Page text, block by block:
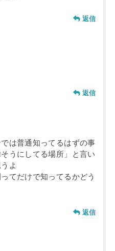
返信
返信
では普通知ってるはずの事
うにしてる場所」と言い
よ
てだけで知ってるかどう
返信